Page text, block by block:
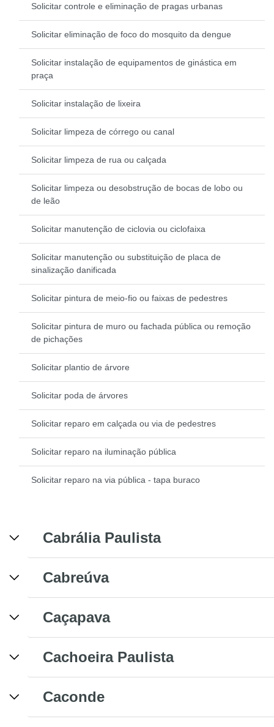
Solicitar controle e eliminação de pragas urbanas
Solicitar eliminação de foco do mosquito da dengue
Solicitar instalação de equipamentos de ginástica em
praça
Solicitar instalação de lixeira
Solicitar limpeza de córrego ou canal
Solicitar limpeza de rua ou calçada
Solicitar limpeza ou desobstrução de bocas de lobo ou
de leão
Solicitar manutenção de ciclovia ou ciclofaixa
Solicitar manutenção ou substituição de placa de
sinalização danificada
Solicitar pintura de meio-fio ou faixas de pedestres
Solicitar pintura de muro ou fachada pública ou remoção
de pichações
Solicitar plantio de árvore
Solicitar poda de árvores
Solicitar reparo em calçada ou via de pedestres
Solicitar reparo na iluminação pública
Solicitar reparo na via pública - tapa buraco
Cabrália Paulista
Cabreúva
Caçapava
Cachoeira Paulista
Caconde